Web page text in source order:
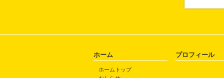
ホーム
ホームトップ
プロフィール